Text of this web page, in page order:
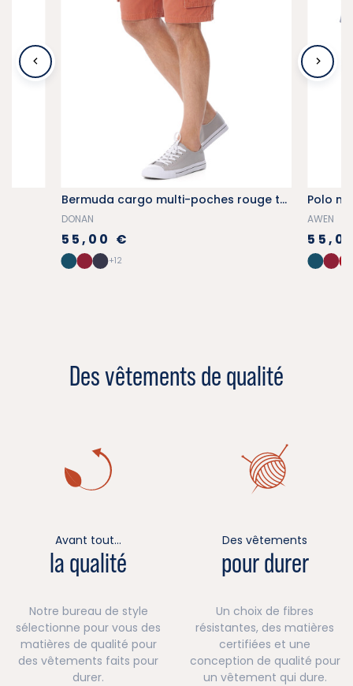
Bermuda cargo multi-poches rouge tuile
DONAN
55,00 €
+12
Polo
AWEN
Des vêtements de qualité
Avant tout…
la qualité
Notre bureau de style
sélectionne pour vous des
matières de qualité pour
des vêtements faits pour
durer.
Des vêtements
pour durer
Un choix de fibres
résistantes, des matières
certifiées et une
conception de qualité pour
un vêtement qui dure.